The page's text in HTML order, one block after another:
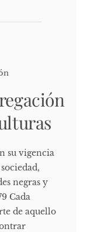
su vigencia
negras y
Cada
de aquello